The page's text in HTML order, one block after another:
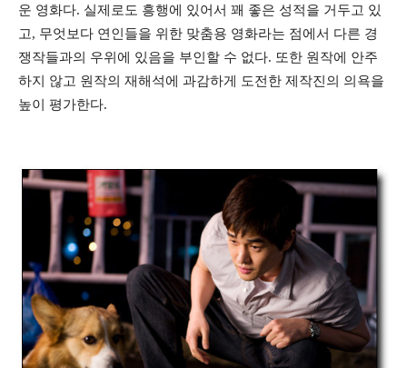
운 영화다. 실제로도 흥행에 있어서 꽤 좋은 성적을 거두고 있
고, 무엇보다 연인들을 위한 맞춤용 영화라는 점에서 다른 경
쟁작들과의 우위에 있음을 부인할 수 없다. 또한 원작에 안주
하지 않고 원작의 재해석에 과감하게 도전한 제작진의 의욕을
높이 평가한다.